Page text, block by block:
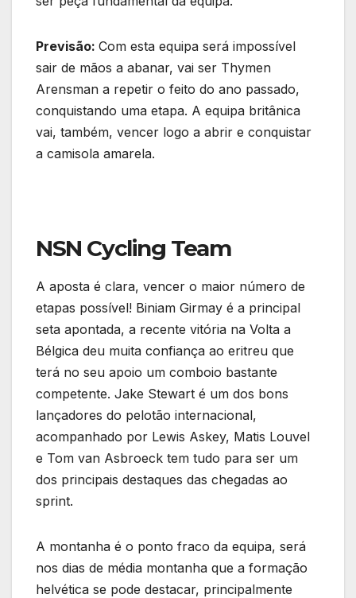
Previsão: Com esta equipa será impossível
sair de mãos a abanar, vai ser Thymen
Arensman a repetir o feito do ano passado,
conquistando uma etapa. A equipa britânica
vai, também, vencer logo a abrir e conquistar
a camisola amarela.
NSN Cycling Team
A aposta é clara, vencer o maior número de
etapas possível! Biniam Girmay é a principal
seta apontada, a recente vitória na Volta a
Bélgica deu muita confiança ao eritreu que
terá no seu apoio um comboio bastante
competente. Jake Stewart é um dos bons
lançadores do pelotão internacional,
acompanhado por Lewis Askey, Matis Louvel
e Tom van Asbroeck tem tudo para ser um
dos principais destaques das chegadas ao
sprint.
A montanha é o ponto fraco da equipa, será
nos dias de média montanha que a formação
helvética se pode destacar, principalmente